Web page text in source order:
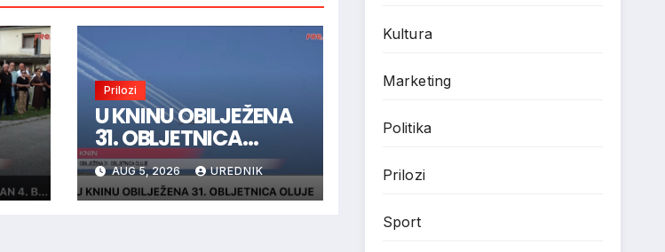
Prilozi
U KNINU OBILJEŽENA
31. OBLJETNICA
OLUJE
AUG 5, 2026 UREDNIK
Kultura
Marketing
Politika
Prilozi
Sport